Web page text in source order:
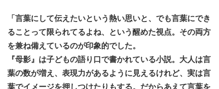
「言葉にして伝えたいという熱い思いと、でも言葉にでき
ることって限られてるよね、という醒めた視点。その両方
を兼ね備えているのが印象的でした。
『母影』は子どもの語り口で書かれている小説。大人は言
葉の数が増え、表現力があるように見えるけれど、実は言
葉でイメージを押しつけたりもする。だからあえて言葉を